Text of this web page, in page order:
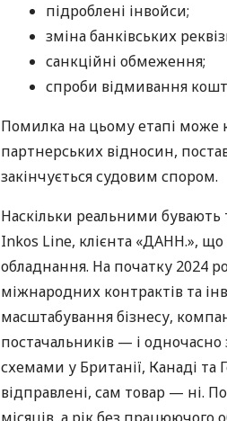
підроблені інвойси;
зміна банківських
санкційні обмеження;
спроби відмивання
Помилка на цьому етапі
партнерських відносин,
закінчується судовим спором.
Наскільки реальними бувають
Inkos Line, клієнта «ДАНН.»,
обладнання. На початку 2024
міжнародних контрактів та
масштабування бізнесу,
постачальників — і
схемами у Британії, Канаді та
відправлені, сам товар — ні.